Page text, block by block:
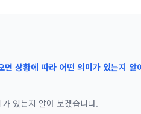
상황에 따라 어떤 의미가 있는지 알
있는지 알아 보겠습니다.